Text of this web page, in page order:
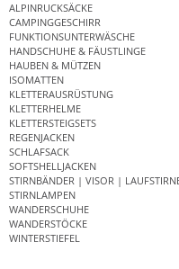
ALPINRUCKSÄCKE
CAMPINGGESCHIRR
FUNKTIONSUNTERWÄSCHE
HANDSCHUHE & FÄUSTLINGE
HAUBEN & MÜTZEN
ISOMATTEN
KLETTERAUSRÜSTUNG
KLETTERHELME
KLETTERSTEIGSETS
REGENJACKEN
SCHLAFSACK
SOFTSHELLJACKEN
STIRNBÄNDER | VISOR |
STIRNLAMPEN
WANDERSCHUHE
WANDERSTÖCKE
WINTERSTIEFEL